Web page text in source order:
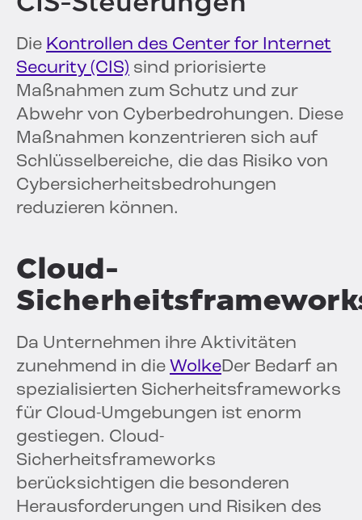
Die Kontrollen des Center for Internet
Security (CIS) sind priorisierte
Maßnahmen zum Schutz und zur
Abwehr von Cyberbedrohungen. Diese
Maßnahmen konzentrieren sich auf
Schlüsselbereiche, die das Risiko von
Cybersicherheitsbedrohungen
reduzieren können.
Cloud-
Da Unternehmen ihre Aktivitäten
zunehmend in die WolkeDer Bedarf an
spezialisierten Sicherheitsframeworks
für Cloud-Umgebungen ist enorm
gestiegen. Cloud-
Sicherheitsframeworks
berücksichtigen die besonderen
Herausforderungen und Risiken des